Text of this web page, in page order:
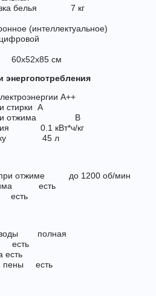
белья 7 кг
(интеллектуальное)
см
A++
стирки A
отжима B
0.1 кВт*ч/кг
45 л
при отжиме до 1200 об/мин
есть
воды полная
есть
есть
пены есть